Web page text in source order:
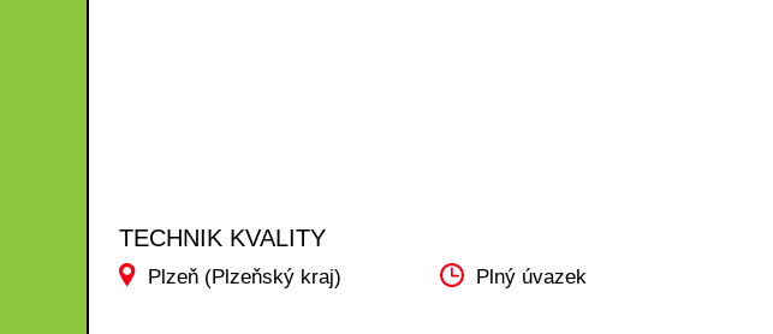
TECHNIK KVALITY
Plzeň (Plzeňský kraj) Plný úvazek